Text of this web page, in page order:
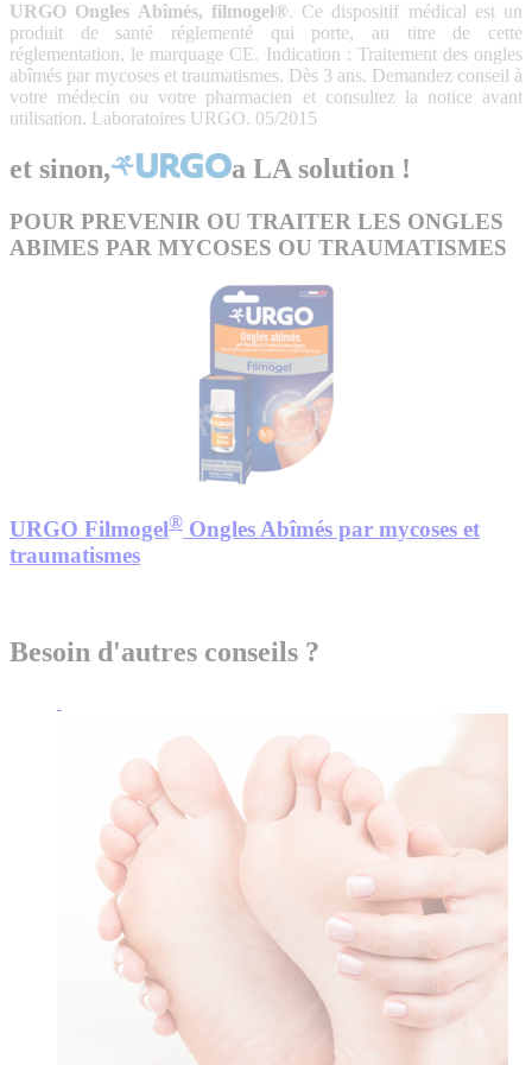
URGO Ongles Abîmés, filmogel®. Ce dispositif médical est un
produit de santé réglementé qui porte, au titre de cette
réglementation, le marquage CE. Indication : Traitement des ongles
abîmés par mycoses et traumatismes. Dès 3 ans. Demandez conseil à
votre médecin ou votre pharmacien et consultez la notice avant
utilisation. Laboratoires URGO. 05/2015
et sinon, a LA solution !
POUR PREVENIR OU TRAITER LES ONGLES
ABIMES PAR MYCOSES OU TRAUMATISMES
URGO Filmogel® Ongles Abîmés par mycoses et
traumatismes
Besoin d'autres conseils ?